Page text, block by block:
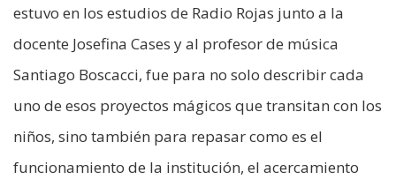
estuvo en los estudios de Radio Rojas junto a la
docente Josefina Cases y al profesor de música
Santiago Boscacci, fue para no solo describir cada
uno de esos proyectos mágicos que transitan con los
niños, sino también para repasar como es el
funcionamiento de la institución, el acercamiento